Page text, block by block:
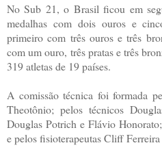
No Sub 21, o Brasil ficou em
medalhas com dois ouros e
primeiro com três ouros e três
com um ouro, três pratas e três
319 atletas de 19 países.
A comissão técnica foi formada
Theotônio; pelos técnicos
Douglas Potrich e Flávio
e pelos fisioterapeutas Cliff